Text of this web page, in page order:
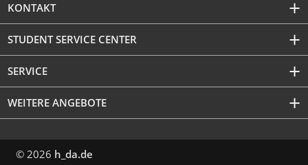
KONTAKT
STUDENT SERVICE CENTER
SERVICE
WEITERE ANGEBOTE
© 2026 h_da.de